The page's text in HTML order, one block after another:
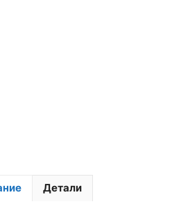
Детали